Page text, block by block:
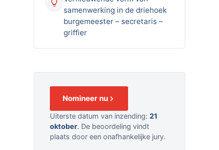
samenwerking in de driehoek
burgemeester – secretaris –
griffier
Nomineer nu
Uiterste datum van inzending: 21
oktober. De beoordeling vindt
plaats door een onafhankelijke jury.